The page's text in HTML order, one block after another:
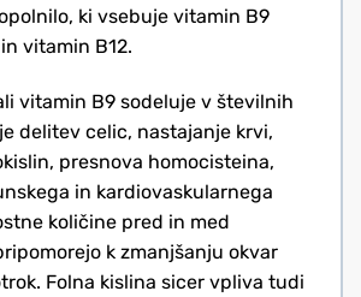
ki vsebuje vitamin B9
vitamin B12.
vitamin B9 sodeluje v številnih
delitev celic, nastajanje krvi,
presnova homocisteina,
in kardiovaskularnega
količine pred in med
k zmanjšanju okvar
Folna kislina sicer vpliva tudi